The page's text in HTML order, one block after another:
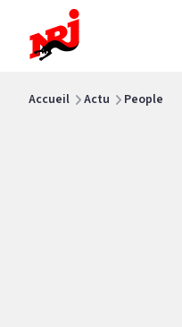
Accueil Actu People